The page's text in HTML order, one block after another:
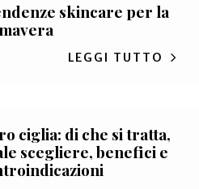
skincare per la
LEGGI TUTTO
ciglia: di che si tratta,
scegliere, benefici e